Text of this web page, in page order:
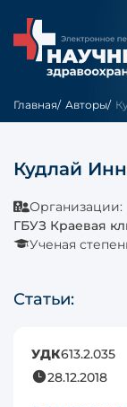
Главная Авторы
Кудлай
Организации:
ГБУЗ Краевая
Ученая
Статьи:
УДК613.2.035
28.12.2018